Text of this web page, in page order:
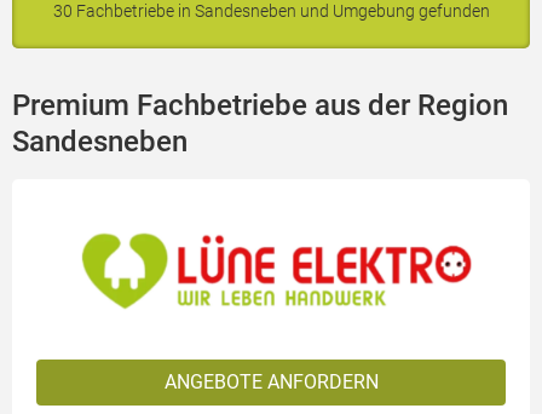
30 Fachbetriebe in Sandesneben und Umgebung gefunden
Premium Fachbetriebe aus der Region
Sandesneben
ANGEBOTE ANFORDERN